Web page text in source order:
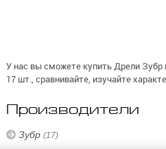
У нас вы сможете купить Дрели Зубр
17 шт., сравнивайте, изучайте
Производители
Зубр (17)